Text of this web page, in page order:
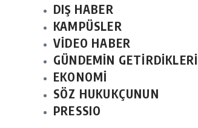
DIŞ HABER
KAMPÜSLER
VİDEO HABER
GÜNDEMİN GETİRDİKLERİ
EKONOMİ
SÖZ HUKUKÇUNUN
PRESSIO